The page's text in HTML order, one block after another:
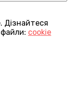
Дізнайтеся
cookie